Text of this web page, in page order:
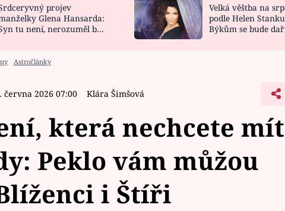
CELEBRITY
VAŘENÍ
NOVINKY
VIDEORECEPTY
projev
Glena Hansarda:
tu není, nerozuměl by
Velká věštba na
podle Helen
Býkům se bude
Astročlánky
června 2026 07:00 Klára Šimšová
která nechcete
Peklo vám můžou
i Štíři